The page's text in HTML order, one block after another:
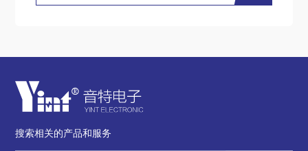
搜索相关的产品和服务